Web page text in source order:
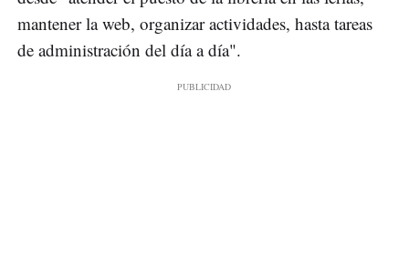
mantener la web, organizar actividades, hasta tareas
de administración del día a día".